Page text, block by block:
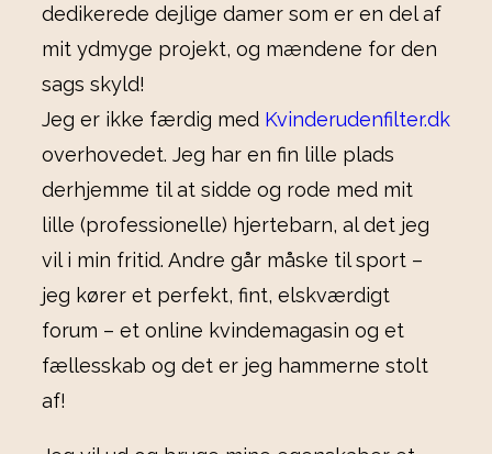
dedikerede dejlige damer som er en del af
mit ydmyge projekt, og mændene for den
sags skyld!
Jeg er ikke færdig med Kvinderudenfilter.dk
overhovedet. Jeg har en fin lille plads
derhjemme til at sidde og rode med mit
lille (professionelle) hjertebarn, al det jeg
vil i min fritid. Andre går måske til sport –
jeg kører et perfekt, fint, elskværdigt
forum – et online kvindemagasin og et
fællesskab og det er jeg hammerne stolt
af!